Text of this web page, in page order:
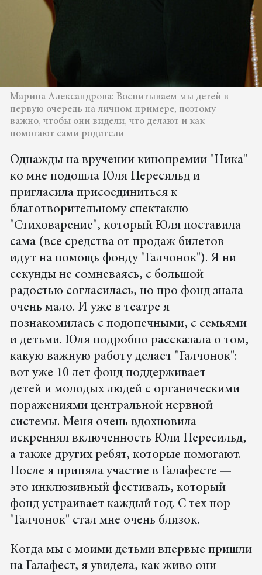
Марина Александрова: Воспитываем мы детей в
первую очередь на личном примере, поэтому
важно, чтобы они видели, что делают и как
помогают сами родители
Однажды на вручении кинопремии "Ника"
ко мне подошла Юля Пересильд и
пригласила присоединиться к
благотворительному спектаклю
"Стиховарение", который Юля поставила
сама (все средства от продаж билетов
идут на помощь фонду "Галчонок"). Я ни
секунды не сомневаясь, с большой
радостью согласилась, но про фонд знала
очень мало. И уже в театре я
познакомилась с подопечными, с семьями
и детьми. Юля подробно рассказала о том,
какую важную работу делает "Галчонок":
вот уже 10 лет фонд поддерживает
детей и молодых людей с органическими
поражениями центральной нервной
системы. Меня очень вдохновила
искренняя включенность Юли Пересильд,
а также других ребят, которые помогают.
После я приняла участие в Галафесте —
это инклюзивный фестиваль, который
фонд устраивает каждый год. С тех пор
"Галчонок" стал мне очень близок.
Когда мы с моими детьми впервые пришли
на Галафест, я увидела, как живо они